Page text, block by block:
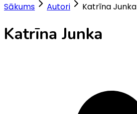
Sākums Autori Katrīna Junka
Katrīna Junka